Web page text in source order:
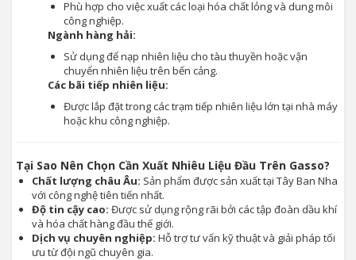
Phù hợp cho việc xuất các loại hóa chất lỏng và dung môi
công nghiệp.
Ngành hàng hải:
Sử dụng để nạp nhiên liệu cho tàu thuyền hoặc vận
chuyển nhiên liệu trên bến cảng.
Các bãi tiếp nhiên liệu:
Được lắp đặt trong các trạm tiếp nhiên liệu lớn tại nhà máy
hoặc khu công nghiệp.
Tại Sao Nên Chọn Cần Xuất Nhiêu Liệu Đầu Trên Gasso?
Chất lượng châu Âu: Sản phẩm được sản xuất tại Tây Ban Nha
với công nghệ tiên tiến nhất.
Độ tin cậy cao: Được sử dụng rộng rãi bởi các tập đoàn dầu khí
và hóa chất hàng đầu thế giới.
Dịch vụ chuyên nghiệp: Hỗ trợ tư vấn kỹ thuật và giải pháp tối
ưu từ đội ngũ chuyên gia.